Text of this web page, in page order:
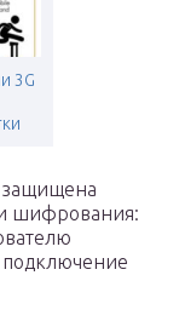
3G
защищена
шифрования:
подключение